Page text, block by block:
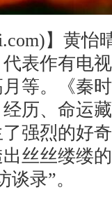
】黄怡
表作有电
等。《秦
历、命运
强烈的好
丝丝缕缕
录”。